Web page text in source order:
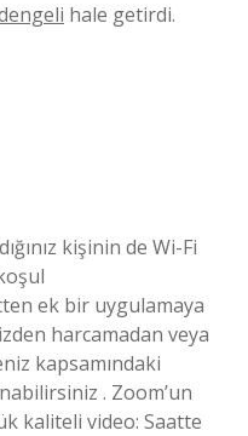
hale getirdi.
kişinin de Wi-Fi
ek bir uygulamaya
harcamadan veya
kapsamındaki
. Zoom’un
kaliteli video: Saatte